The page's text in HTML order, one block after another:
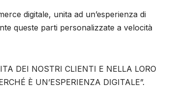
digitale, unita ad un’esperienza di
queste parti personalizzate a velocità
DEI NOSTRI CLIENTI E NELLA LORO
È UN’ESPERIENZA DIGITALE”.